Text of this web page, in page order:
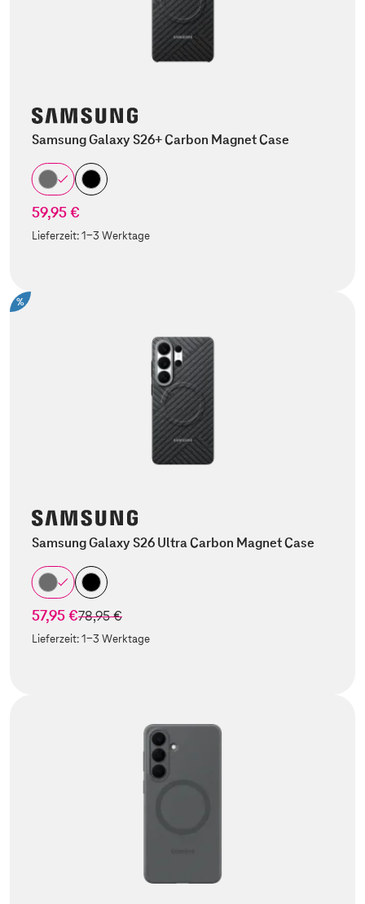
Samsung Galaxy S26+ Carbon Magnet Case
59,95 €
Lieferzeit:1-3 Werktage
%
Samsung Galaxy S26 Ultra Carbon Magnet Case
57,95 €statt
78,95 €
Lieferzeit:1-3 Werktage